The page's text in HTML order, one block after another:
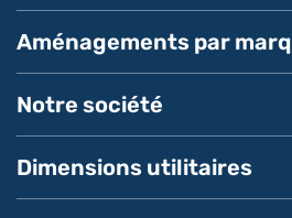
Aménagements par
Aménagement Peugeot Expert
Aménagement Citroen
Aménagement Renault
Aménagement Ford Transit
Notre société
Service client
Livraison
Dimensions utilitaires